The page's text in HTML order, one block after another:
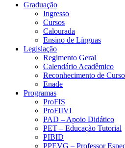
Graduação
Ingresso
Cursos
Calourada
Ensino de Línguas
Legislação
Regimento Geral
Calendário Acadêmico
Reconhecimento de Curso
Enade
Programas
ProFIS
ProFIIVI
PAD – Apoio Didático
PET – Educação Tutorial
PIBID
PPEVG – Professor